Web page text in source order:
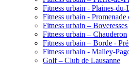
Fitness urbain - Plaines-du-
Fitness urbain - Promenade
Fitness urbain – Boveresses
Fitness urbain – Chauderon
Fitness urbain – Borde -
Fitness urbain - Malley-
Golf – Club de Lausanne